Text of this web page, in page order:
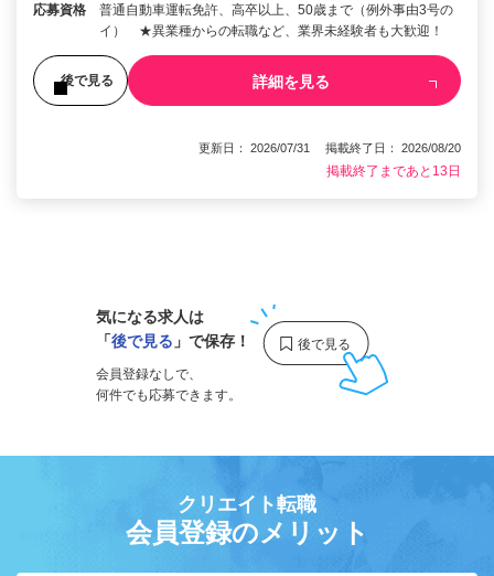
応募資格
普通自動車運転免許、高卒以上、50歳まで（例外事由3号の
イ） ★異業種からの転職など、業界未経験者も大歓迎！
後で見る 詳細を見る
更新日： 2026/07/31 掲載終了日： 2026/08/20
掲載終了まであと13日
気になる求人は
「後で見る 」で保存！
会員登録なしで、
何件でも応募できます。
クリエイト転職
会員登録のメリット